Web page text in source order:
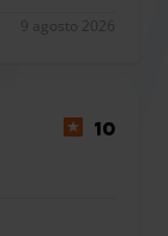
troverai:
9 agosto 2026
10